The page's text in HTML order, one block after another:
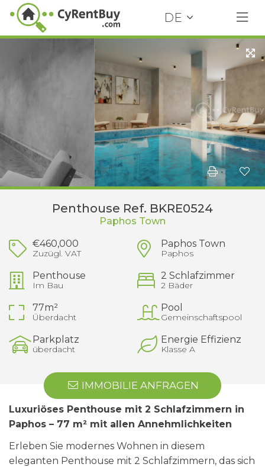
DE
Penthouse Ref. BKRE0524
Paphos Town
€460,000
Zuzügl. VAT
Paphos Town
Paphos
Penthouse
Im Bau
2 Schlafzimmer
2 Bäder
77m²
Überdacht
Pool
Gemeinschaftspool
Parkplatz
überdacht
Energie Effizienz
Klasse A
IMMOBILIE ANFRAGEN
Luxuriöses Penthouse mit 2 Schlafzimmern in
Paphos – 77 m² mit allen Annehmlichkeiten
Erleben Sie modernes Wohnen in diesem
eleganten Penthouse mit 2 Schlafzimmern, das sich